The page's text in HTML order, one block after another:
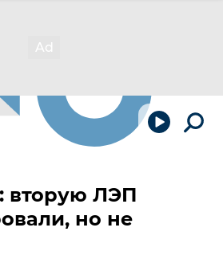
вторую ЛЭП
но не